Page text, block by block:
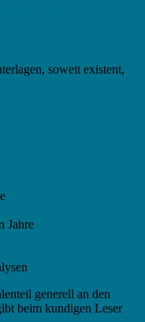
soweit existent,
Jahre
generell an den
beim kundigen Leser